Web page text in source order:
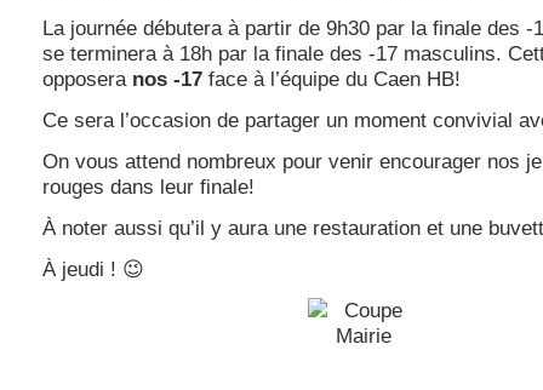
La journée débutera à partir de 9h30 par la finale des -
se terminera à 18h par la finale des -17 masculins.
opposera nos -17 face à l’équipe du Caen HB!
Ce sera l’occasion de partager un moment convivial
On vous attend nombreux pour venir encourager nos
rouges dans leur finale!
À noter aussi qu’il y aura une restauration et une
À jeudi ! 😉